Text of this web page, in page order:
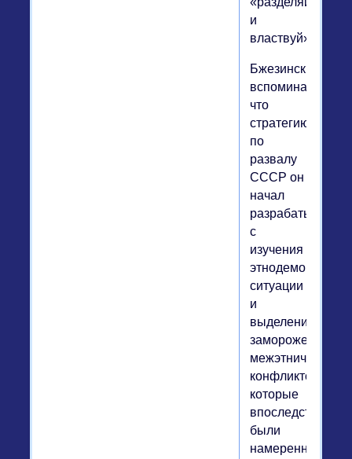
и
властвуй».
Бжезинский
вспоминал,
что
стратегию
по
развалу
СССР он
начал
разрабатывать
с
изучения
ситуации
и
выделения
замороженных
межэтнических
конфликтов,
которые
впоследствии
были
намеренно